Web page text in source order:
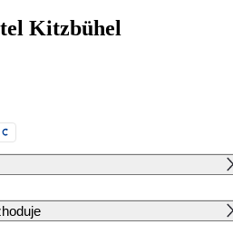
Kitzbühel